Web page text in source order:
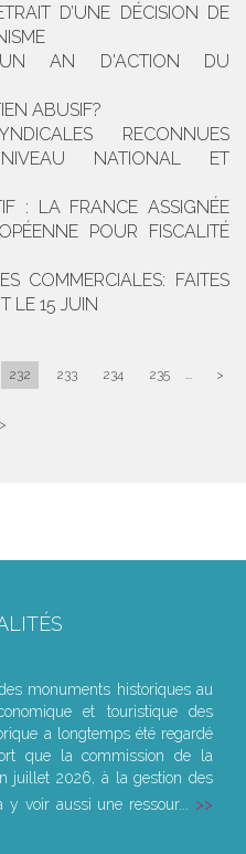
D’UNE DÉCISION DE
AN D'ACTION DU
ABUSIF?
RECONNUES
NIVEAU NATIONAL ET
: LA FRANCE ASSIGNÉE
POUR FISCALITÉ
COMMERCIALES: FAITES
LE 15 JUIN
232 233 234 235 ... >
monuments historiques au
et touristique des
a longtemps été regardé
que la commission de la
juillet 2026, à la gestion des
y voir aussi une ressour...